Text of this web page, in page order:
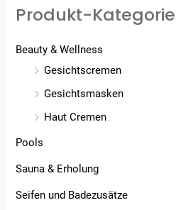
Produkt-
Beauty & Wellness
Gesichtscremen
Gesichtsmasken
Haut Cremen
Pools
Sauna & Erholung
Seifen und Badezusätze